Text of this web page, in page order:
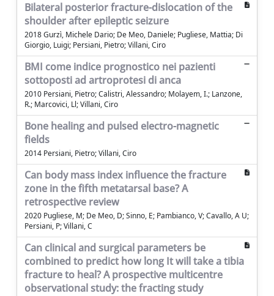
Bilateral posterior fracture-dislocation of the
shoulder after epileptic seizure
2018 Gurzì, Michele Dario; De Meo, Daniele; Pugliese, Mattia; Di
Giorgio, Luigi; Persiani, Pietro; Villani, Ciro
BMI come indice prognostico nei pazienti
sottoposti ad artroprotesi di anca
2010 Persiani, Pietro; Calistri, Alessandro; Molayem, I.; Lanzone,
R.; Marcovici, Ll; Villani, Ciro
Bone healing and pulsed electro-magnetic
fields
2014 Persiani, Pietro; Villani, Ciro
Can body mass index influence the fracture
zone in the fifth metatarsal base? A
retrospective review
2020 Pugliese, M; De Meo, D; Sinno, E; Pambianco, V; Cavallo, A U;
Persiani, P; Villani, C
Can clinical and surgical parameters be
combined to predict how long It will take a tibia
fracture to heal? A prospective multicentre
observational study: the fracting study